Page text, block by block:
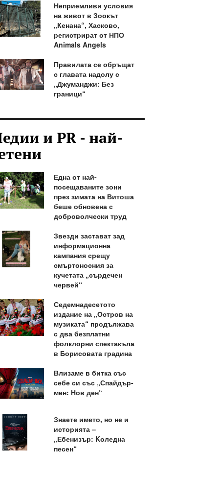
Неприемливи условия
на живот в Зоокът
„Кенана“, Хасково,
регистрират от НПО
Animals Angels
Правилата се обръщат
с главата надолу с
„Джуманджи: Без
граници“
и PR - най-
Една от най-
посещаваните зони
през зимата на Витоша
беше обновена с
доброволчески труд
Звезди застават зад
информационна
кампания срещу
смъртоносния за
кучетата „сърдечен
червей“
Седемнадесетото
издание на „Остров на
музиката“ продължава
с два безплатни
фолклорни спектакъла
в Борисовата градина
Влизаме в битка със
себе си със „Спайдър-
мен: Нов ден“
Знаете името, но не и
историята –
„Ебенизър: Kоледна
песен“